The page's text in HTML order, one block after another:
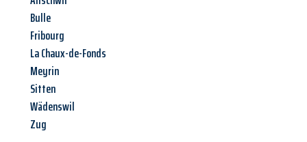
Bulle
Fribourg
La Chaux-de-Fonds
Meyrin
Sitten
Wädenswil
Zug